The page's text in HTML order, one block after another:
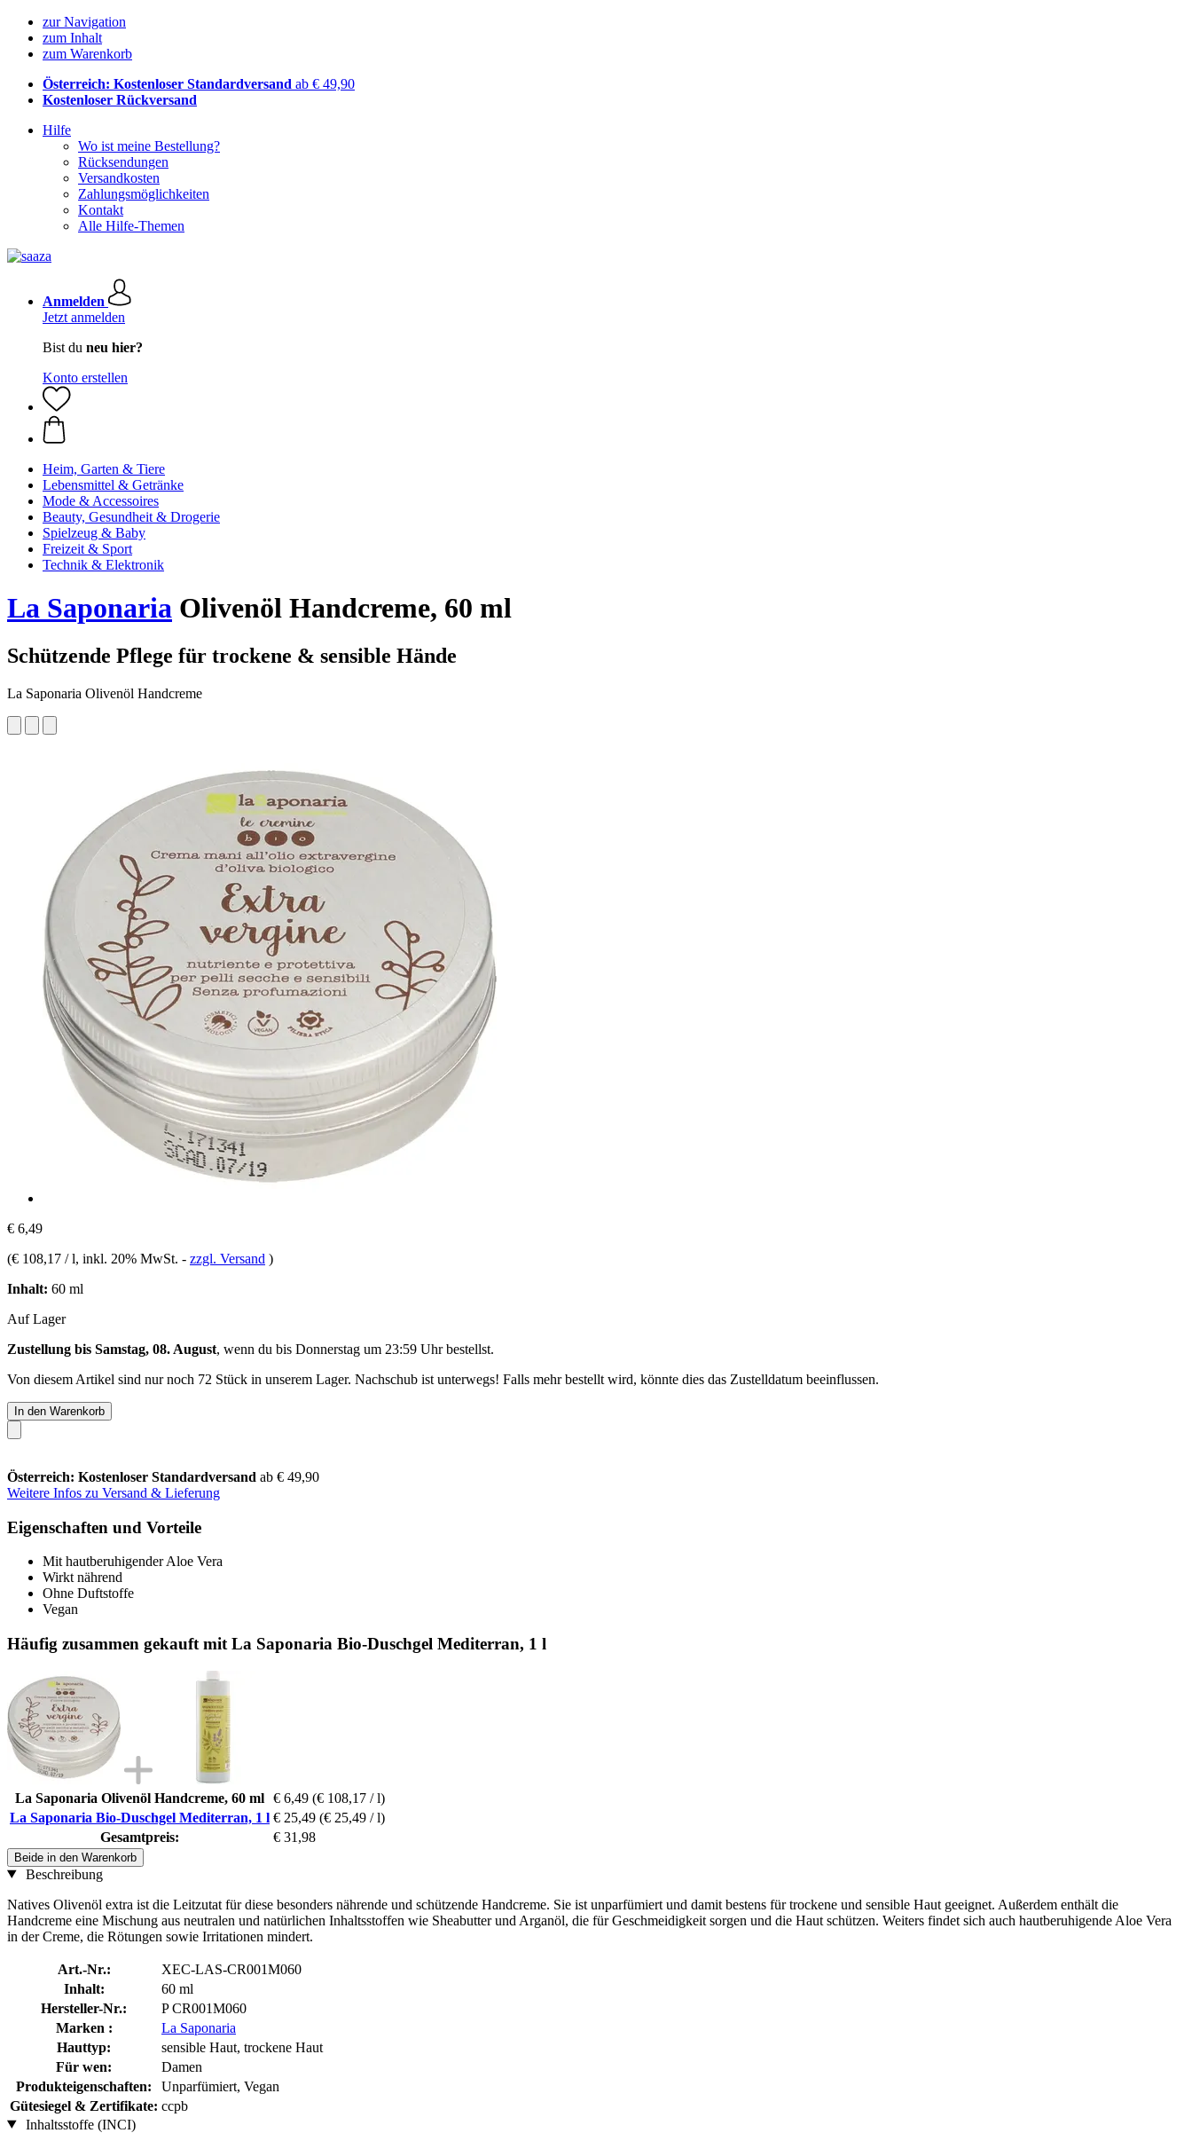
zur Navigation
zum Inhalt
zum Warenkorb
Österreich: Kostenloser Standardversand ab € 49,90
Kostenloser Rückversand
Hilfe
Wo ist meine Bestellung?
Rücksendungen
Versandkosten
Zahlungsmöglichkeiten
Kontakt
Alle Hilfe-Themen
Anmelden
Jetzt anmelden
Bist du neu hier?
Konto erstellen
Heim, Garten & Tiere
Lebensmittel & Getränke
Mode & Accessoires
Beauty, Gesundheit & Drogerie
Spielzeug & Baby
Freizeit & Sport
Technik & Elektronik
La Saponaria Olivenöl Handcreme, 60 ml
Schützende Pflege für trockene & sensible Hände
La Saponaria Olivenöl Handcreme
€ 6,49
(€ 108,17 / l, inkl. 20% MwSt. - zzgl. Versand )
Inhalt: 60 ml
Auf Lager
Zustellung bis Samstag, 08. August, wenn du bis Donnerstag um 23:59 Uhrbestellst.
Von diesem Artikel sind nur noch 72 Stück in unserem Lager. Nachschub ist unterwegs! Falls mehr bestellt wird, könnte dies das Zustelldatum beeinflussen.
In den Warenkorb
Österreich: Kostenloser Standardversand ab € 49,90
Weitere Infos zu Versand & Lieferung
Eigenschaften und Vorteile
Mit hautberuhigender Aloe Vera
Wirkt nährend
Ohne Duftstoffe
Vegan
Häufig zusammen gekauft mit La Saponaria Bio-Duschgel Mediterran, 1 l
La Saponaria Olivenöl Handcreme, 60 ml € 6,49 (€ 108,17 / l)
La Saponaria Bio-Duschgel Mediterran, 1 l € 25,49 (€ 25,49 / l)
Gesamtpreis:
€ 31,98
Beide in den Warenkorb
Beschreibung
Natives Olivenöl extra ist die Leitzutat für diese besonders nährende und schützende Handcreme. Sie ist unparfümiert und damit bestens für trockene und sensible Haut geeignet. Außerdem enthält die
Handcreme eine Mischung aus neutralen und natürlichen Inhaltsstoffen wie Sheabutter und Arganöl, die für Geschmeidigkeit sorgen und die Haut schützen. Weiters findet sich auch hautberuhigende Aloe Vera
in der Creme, die Rötungen sowie Irritationen mindert.
Art.-Nr.:
XEC-LAS-CR001M060
Inhalt:
60 ml
Hersteller-Nr.:
P CR001M060
Marken :
La Saponaria
Hauttyp:
sensible Haut, trockene Haut
Für wen:
Damen
Produkteigenschaften:
Unparfümiert, Vegan
Gütesiegel & Zertifikate: ccpb
Inhaltsstoffe (INCI)